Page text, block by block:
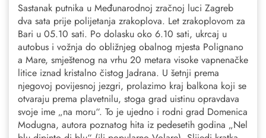
Sastanak putnika u Međunarodnoj zračnoj luci Zagreb
dva sata prije polijetanja zrakoplova. Let zrakoplovom za
Bari u 05.10 sati. Po dolasku oko 6.10 sati, ukrcaj u
autobus i vožnja do obližnjeg obalnog mjesta Polignano
a Mare, smještenog na vrhu 20 metara visoke vapnenačke
litice iznad kristalno čistog Jadrana. U šetnji prema
njegovoj povijesnoj jezgri, prolazimo kraj balkona koji se
otvaraju prema plavetnilu, stoga grad uistinu opravdava
svoje ime „na moru“. To je ujedno i rodni grad Domenica
Modugna, autora poznatog hita iz pedesetih godina „Nel